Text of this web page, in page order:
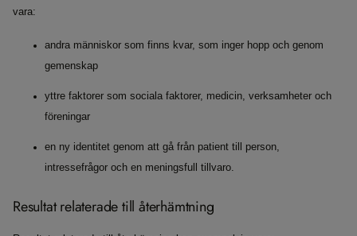
vara:
andra människor som finns kvar, som inger hopp och genom
gemenskap
yttre faktorer som sociala faktorer, medicin, verksamheter och
föreningar
en ny identitet genom att gå från patient till person,
intressefrågor och en meningsfull tillvaro.
Resultat relaterade till återhämtning